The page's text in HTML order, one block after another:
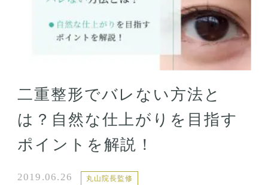
二重整形でバレない方法と
は？自然な仕上がりを目指す
ポイントを解説！
2019.06.26 丸山院長監修